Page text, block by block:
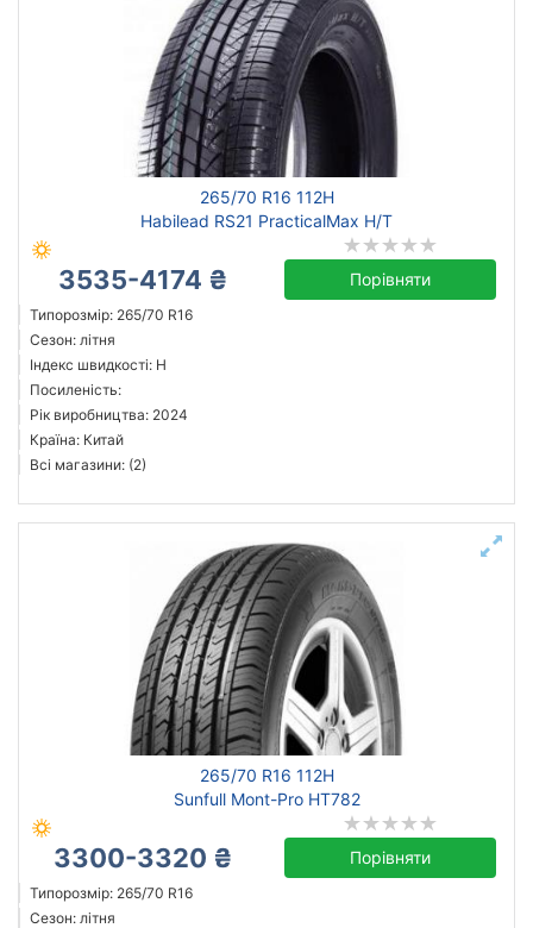
265/70 R16 112H
Habilead RS21 PracticalMax H/T
3535-4174 ₴ Порівняти
Типорозмір: 265/70 R16
Сезон: літня
Індекс швидкості: H
Посиленість:
Рік виробництва: 2024
Країна: Китай
Всі магазини: (2)
265/70 R16 112H
Sunfull Mont-Pro HT782
3300-3320 ₴ Порівняти
Типорозмір: 265/70 R16
Сезон: літня